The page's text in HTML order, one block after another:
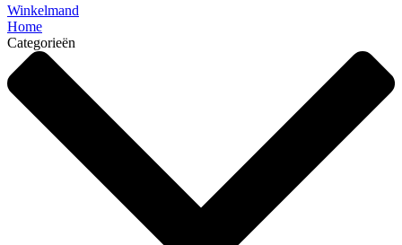
Winkelmand
Home
Categorieën